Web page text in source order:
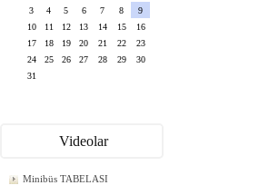
3
4 5 6 7 8
9
10
11 12 13 14 15
16
17
18 19 20 21 22
23
24
25 26 27 28 29
30
31
Videolar
Minibüs TABELASI